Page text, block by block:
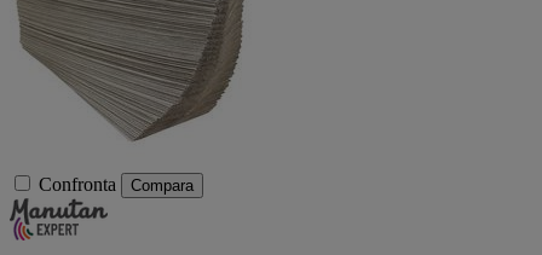
Confronta Compara